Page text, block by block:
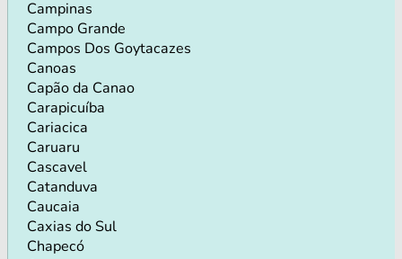
Campinas
Campo Grande
Campos Dos Goytacazes
Canoas
Capão da Canao
Carapicuíba
Cariacica
Caruaru
Cascavel
Catanduva
Caucaia
Caxias do Sul
Chapecó